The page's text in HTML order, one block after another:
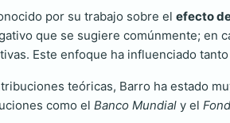
por su trabajo sobre el efecto
que se sugiere comúnmente; en
Este enfoque ha influenciado
teóricas, Barro ha estado
como el Banco Mundial y el